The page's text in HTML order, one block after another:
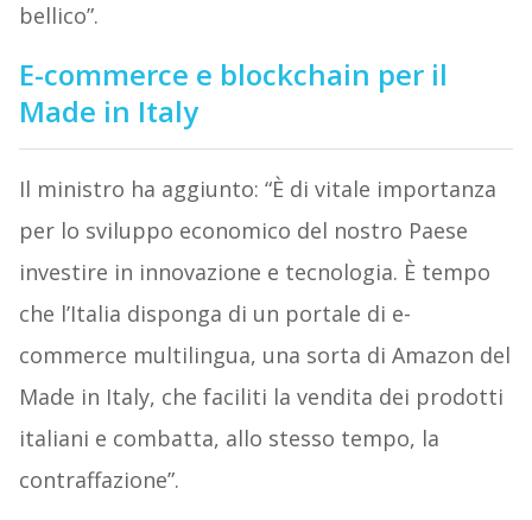
bellico”.
E-commerce e blockchain per il
Made in Italy
Il ministro ha aggiunto: “È di vitale importanza
per lo sviluppo economico del nostro Paese
investire in innovazione e tecnologia. È tempo
che l’Italia disponga di un portale di e-
commerce multilingua, una sorta di Amazon del
Made in Italy, che faciliti la vendita dei prodotti
italiani e combatta, allo stesso tempo, la
contraffazione”.